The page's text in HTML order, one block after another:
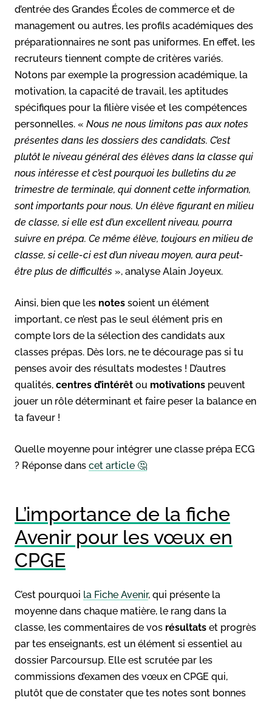
d’entrée des Grandes Écoles de commerce et de
management ou autres, les profils académiques des
préparationnaires ne sont pas uniformes. En effet, les
recruteurs tiennent compte de critères variés.
Notons par exemple la progression académique, la
motivation, la capacité de travail, les aptitudes
spécifiques pour la filière visée et les compétences
personnelles. « Nous ne nous limitons pas aux notes
présentes dans les dossiers des candidats. C’est
plutôt le niveau général des élèves dans la classe qui
nous intéresse et c’est pourquoi les bulletins du 2e
trimestre de terminale, qui donnent cette information,
sont importants pour nous. Un élève figurant en milieu
de classe, si elle est d’un excellent niveau, pourra
suivre en prépa. Ce même élève, toujours en milieu de
classe, si celle-ci est d’un niveau moyen, aura peut-
être plus de difficultés », analyse Alain Joyeux.
Ainsi, bien que les notes soient un élément
important, ce n’est pas le seul élément pris en
compte lors de la sélection des candidats aux
classes prépas. Dès lors, ne te décourage pas si tu
penses avoir des résultats modestes ! D’autres
qualités, centres d’intérêt ou motivations peuvent
jouer un rôle déterminant et faire peser la balance en
ta faveur !
Quelle moyenne pour intégrer une classe prépa ECG
? Réponse dans cet article 🤔
L’importance de la fiche
Avenir pour les vœux en
CPGE
C’est pourquoi la Fiche Avenir, qui présente la
moyenne dans chaque matière, le rang dans la
classe, les commentaires de vos résultats et progrès
par tes enseignants, est un élément si essentiel au
dossier Parcoursup. Elle est scrutée par les
commissions d’examen des vœux en CPGE qui,
plutôt que de constater que tes notes sont bonnes